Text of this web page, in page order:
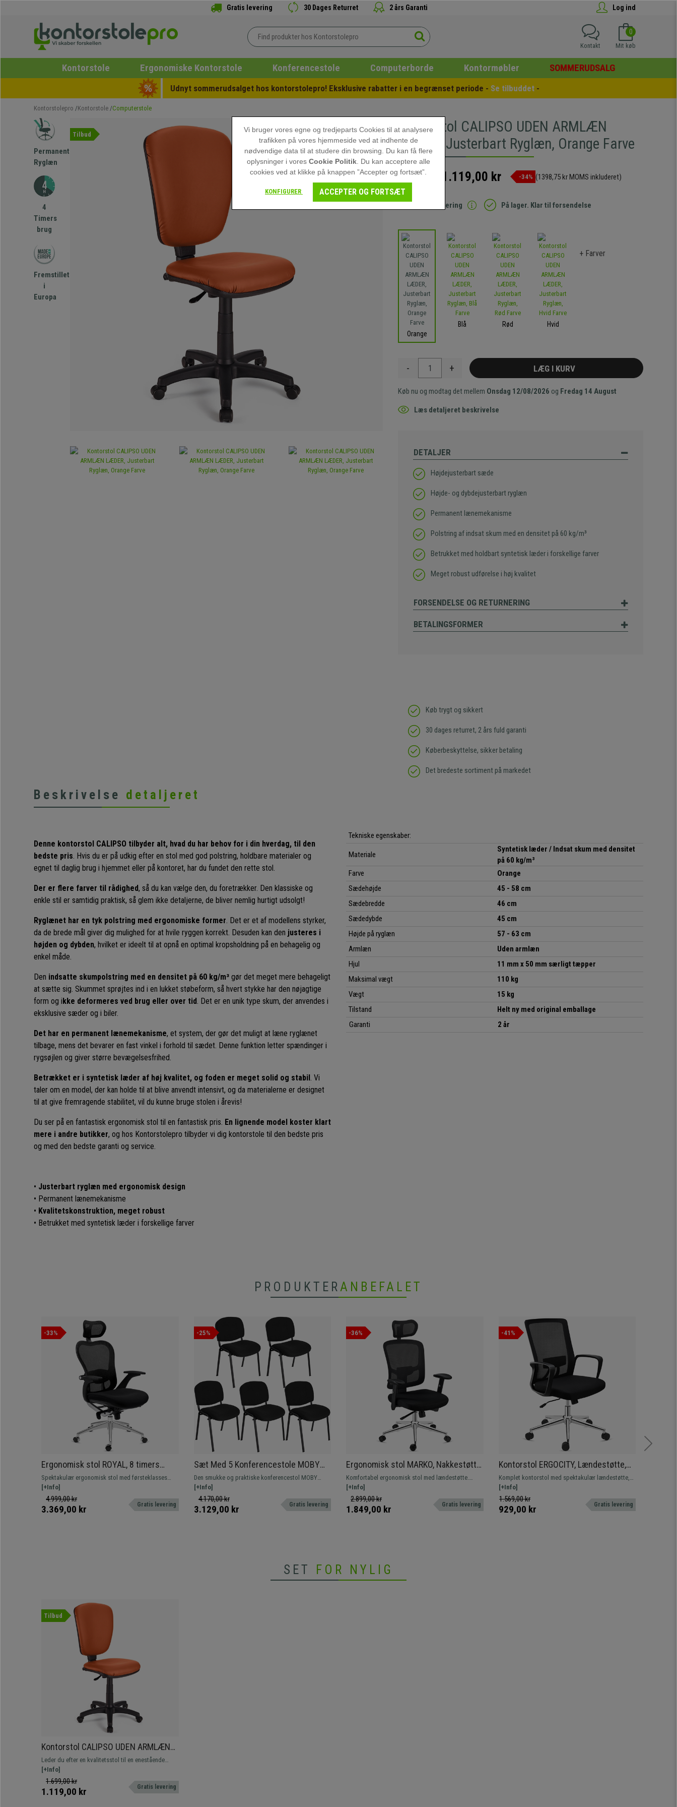
Gratis levering 30 Dages Returret 2 års Garanti Log ind
0
Mit køb
Kontakt
Kontorstole Ergonomiske Kontorstole Konferencestole Computerborde Kontormøbler SOMMERUDSALG
Udnyt sommerudsalget hos kontorstolepro! Eksklusive rabatter i en begrænset periode - Se tilbuddet -
Kontorstolepro Kontorstole Computerstole
Permanent
Ryglæn
4
Timers
brug
Fremstillet
i
Europa
Tilbud
Kontorstol CALIPSO UDEN ARMLÆN
LÆDER, Justerbart Ryglæn, Orange Farve
1.699,00 kr 1.119,00 kr -34% (1398,75 kr MOMS inkluderet)
Gratis levering På lager. Klar til forsendelse
Orange
Blå Rød Hvid
+ Farver
- + LÆG I KURV
Køb nu og modtag det mellem Onsdag 12/08/2026 og Fredag 14 August
Læs detaljeret beskrivelse
DETALJER
Højdejusterbart sæde
Højde- og dybdejusterbart ryglæn
Permanent lænemekanisme
Polstring af indsat skum med en densitet på 60 kg/m³
Betrukket med holdbart syntetisk læder i forskellige farver
Meget robust udførelse i høj kvalitet
FORSENDELSE OG RETURNERING
BETALINGSFORMER
Køb trygt og sikkert
30 dages returret, 2 års fuld garanti
Køberbeskyttelse, sikker betaling
Det bredeste sortiment på markedet
Beskrivelse detaljeret
Denne kontorstol CALIPSO tilbyder alt, hvad du har behov for i din hverdag, til den
bedste pris. Hvis du er på udkig efter en stol med god polstring, holdbare materialer og
egnet til daglig brug i hjemmet eller på kontoret, har du fundet den rette stol.
Der er flere farver til rådighed, så du kan vælge den, du foretrækker. Den klassiske og
enkle stil er samtidig praktisk, så glem ikke detaljerne, de bliver nemlig hurtigt udsolgt!
Ryglænet har en tyk polstring med ergonomiske former. Det er et af modellens styrker,
da de brede mål giver dig mulighed for at hvile ryggen korrekt. Desuden kan den justeres i
højden og dybden, hvilket er ideelt til at opnå en optimal kropsholdning på en behagelig og
enkel måde.
Den indsatte skumpolstring med en densitet på 60 kg/m³ gør det meget mere behageligt
at sætte sig. Skummet sprøjtes ind i en lukket støbeform, så hvert stykke har den nøjagtige
form og ikke deformeres ved brug eller over tid. Det er en unik type skum, der anvendes i
eksklusive sæder og i biler.
Det har en permanent lænemekanisme, et system, der gør det muligt at læne ryglænet
tilbage, mens det bevarer en fast vinkel i forhold til sædet. Denne funktion letter spændinger i
rygsøjlen og giver større bevægelsesfrihed.
Betrækket er i syntetisk læder af høj kvalitet, og foden er meget solid og stabil. Vi
taler om en model, der kan holde til at blive anvendt intensivt, og da materialerne er designet
til at give fremragende stabilitet, vil du kunne bruge stolen i årevis!
Du ser på en fantastisk ergonomisk stol til en fantastisk pris. En lignende model koster klart
mere i andre butikker, og hos Kontorstolepro tilbyder vi dig kontorstole til den bedste pris
og med den bedste garanti og service.
• Justerbart ryglæn med ergonomisk design
• Permanent lænemekanisme
• Kvalitetskonstruktion, meget robust
• Betrukket med syntetisk læder i forskellige farver
Tekniske egenskaber:
Materiale
Syntetisk læder / Indsat skum med densitet
på 60 kg/m³
Farve
Orange
Sædehøjde
45 - 58 cm
Sædebredde
46 cm
Sædedybde
45 cm
Højde på ryglæn
57 - 63 cm
Armlæn
Uden armlæn
Hjul
11 mm x 50 mm særligt tæpper
Maksimal vægt
110 kg
Vægt
15 kg
Tilstand
Helt ny med original emballage
Garanti
2 år
PRODUKTERANBEFALET
-33%
Ergonomisk stol ROYAL, 8 timers
brug, Avanceret Lændestøtte,
Eksklusivt Design, Sort
Spektakulær ergonomisk stol med førsteklasses
teknologi og design. Fremragende komfort med unik
stil. Hurtig levering!
[+Info]
4.999,00 kr
3.369,00 kr Gratis levering
-25%
Sæt Med 5 Konferencestole MOBY
BASE, Meget Praktiske, Fantastisk
Pris, Sort Farve Og Sorte Ben
Den smukke og praktiske konferencestol MOBY
BASE er en klassisk konferencestol, der kan
anvendes til kundesamtaler, i venteværelser eller
konferencerum. Fås i flere farver.
[+Info]
4.170,00 kr
3.129,00 kr Gratis levering
-36%
Ergonomisk stol MARKO, Nakkestøtte,
Lændestøtte, Synkromekanisme, I
Sort
Komfortabel ergonomisk stol med lændestøtte.
Fremstillet af kvalitetsmaterialer, metalfod og
åndbart net. Hurtig levering!
[+Info]
2.899,00 kr
1.849,00 kr Gratis levering
-41%
Kontorstol ERGOCITY, Lændestøtte,
Vipbart ryglæn, I sort
Komplet kontorstol med spektakulær lændestøtte,
meget komfortabel. Robust og holdbar med
metalfod.
[+Info]
1.569,00 kr
929,00 kr Gratis levering
SET FOR NYLIG
Tilbud
Kontorstol CALIPSO UDEN ARMLÆN
LÆDER, Justerbart Ryglæn, Orange
Farve
Leder du efter en kvalitetsstol til en enestående
pris? Du har her en komfortabel og
modstandsdygtig model, der er ideel til dit
hverdagsliv. Fås i forskellige farver.
[+Info]
1.699,00 kr
1.119,00 kr Gratis levering
Vi bruger vores egne og tredjeparts Cookies til at analysere
trafikken på vores hjemmeside ved at indhente de
nødvendige data til at studere din browsing. Du kan få flere
oplysninger i vores Cookie Politik. Du kan acceptere alle
cookies ved at klikke på knappen ”Accepter og fortsæt”.
KONFIGURER ACCEPTER OG FORTSÆT